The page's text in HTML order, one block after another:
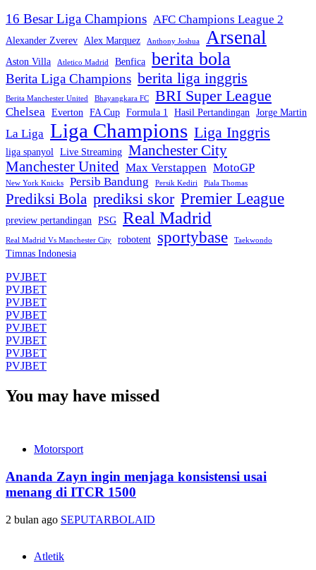
16 Besar Liga Champions AFC Champions League 2
Alexander Zverev Alex Marquez Anthony Joshua Arsenal
Aston Villa Atletico Madrid Benfica berita bola
Berita Liga Champions berita liga inggris
Berita Manchester United Bhayangkara FC BRI Super League
Chelsea Everton FA Cup Formula 1 Hasil Pertandingan Jorge Martin
La Liga Liga Champions Liga Inggris
liga spanyol Live Streaming Manchester City
Manchester United Max Verstappen MotoGP
New York Knicks Persib Bandung Persik Kediri Piala Thomas
Prediksi Bola prediksi skor Premier League
preview pertandingan PSG Real Madrid
Real Madrid Vs Manchester City robotent sportybase Taekwondo
Timnas Indonesia
PVJBET
PVJBET
PVJBET
PVJBET
PVJBET
PVJBET
PVJBET
PVJBET
You may have missed
Motorsport
Ananda Zayn ingin menjaga konsistensi usai
menang di ITCR 1500
2 bulan ago SEPUTARBOLAID
Atletik